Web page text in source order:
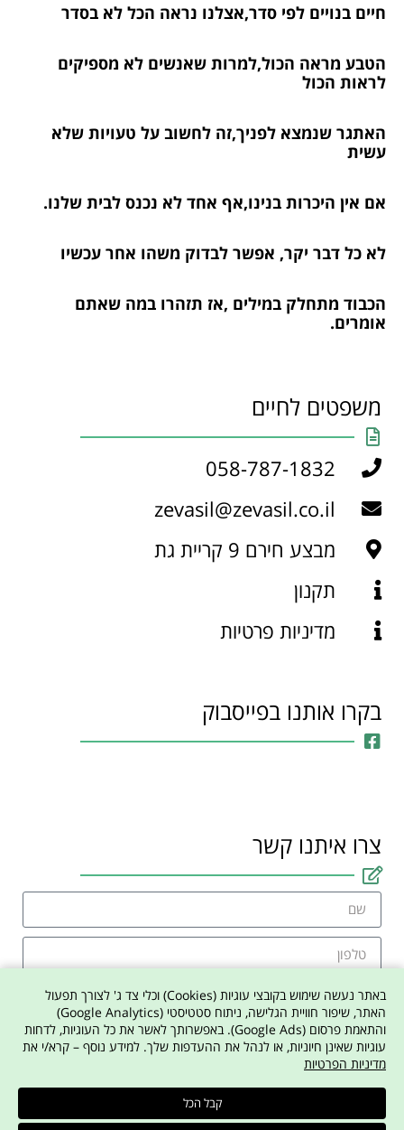
חיים בנויים לפי סדר,אצלנו נראה הכל לא בסדר
הטבע מראה הכול,למרות שאנשים לא מספיקים
לראות הכול
האתגר שנמצא לפניך,זה לחשוב על טעויות שלא
עשית
אם אין היכרות בנינו,אף אחד לא נכנס לבית שלנו.
לא כל דבר יקר, אפשר לבדוק משהו אחר עכשיו
הכבוד מתחלק במילים ,אז תזהרו במה שאתם
אומרים.
משפטים לחיים
058-787-1832
zevasil@zevasil.co.il
מבצע חירם 9 קריית גת
תקנון
מדיניות פרטיות
בקרו אותנו בפייסבוק
צרו איתנו קשר
אני מסכים למדיניות הפרטיות באתר
באתר נעשה שימוש בקובצי עוגיות (Cookies) וכלי צד ג' לצורך תפעול
האתר, שיפור חוויית הגלישה, ניתוח סטטיסטי (Google Analytics)
והתאמת פרסום (Google Ads). באפשרותך לאשר את כל העוגיות, לדחות
עוגיות שאינן חיוניות, או לנהל את ההעדפות שלך. למידע נוסף – קרא/י את
מדיניות הפרטיות
קבל הכל